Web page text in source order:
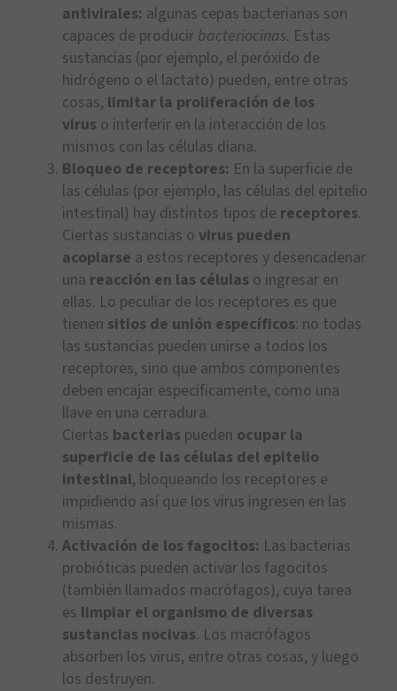
antivirales: algunas cepas bacterianas son
capaces de producir bacteriocinas. Estas
sustancias (por ejemplo, el peróxido de
hidrógeno o el lactato) pueden, entre otras
cosas, limitar la proliferación de los
virus o interferir en la interacción de los
mismos con las células diana.
Bloqueo de receptores: En la superficie de
las células (por ejemplo, las células del epitelio
intestinal) hay distintos tipos de receptores.
Ciertas sustancias o virus pueden
acoplarse a estos receptores y desencadenar
una reacción en las células o ingresar en
ellas. Lo peculiar de los receptores es que
tienen sitios de unión específicos: no todas
las sustancias pueden unirse a todos los
receptores, sino que ambos componentes
deben encajar específicamente, como una
llave en una cerradura.
Ciertas bacterias pueden ocupar la
superficie de las células del epitelio
intestinal, bloqueando los receptores e
impidiendo así que los virus ingresen en las
mismas.
Activación de los fagocitos: Las bacterias
probióticas pueden activar los fagocitos
(también llamados macrófagos), cuya tarea
es limpiar el organismo de diversas
sustancias nocivas. Los macrófagos
absorben los virus, entre otras cosas, y luego
los destruyen.